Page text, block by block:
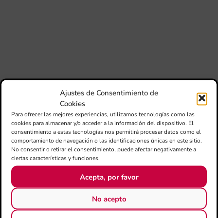
Ajustes de Consentimiento de
Cookies
Para ofrecer las mejores experiencias, utilizamos tecnologías como las
cookies para almacenar y/o acceder a la información del dispositivo. El
consentimiento a estas tecnologías nos permitirá procesar datos como el
comportamiento de navegación o las identificaciones únicas en este sitio.
No consentir o retirar el consentimiento, puede afectar negativamente a
ciertas características y funciones.
Acepta, por favor
No acepto
CATEGORÍAS
Todas la noticias
50 Aniversari